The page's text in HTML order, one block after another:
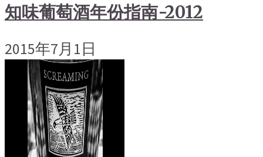
知味葡萄酒年份指南-2012
2015年7月1日